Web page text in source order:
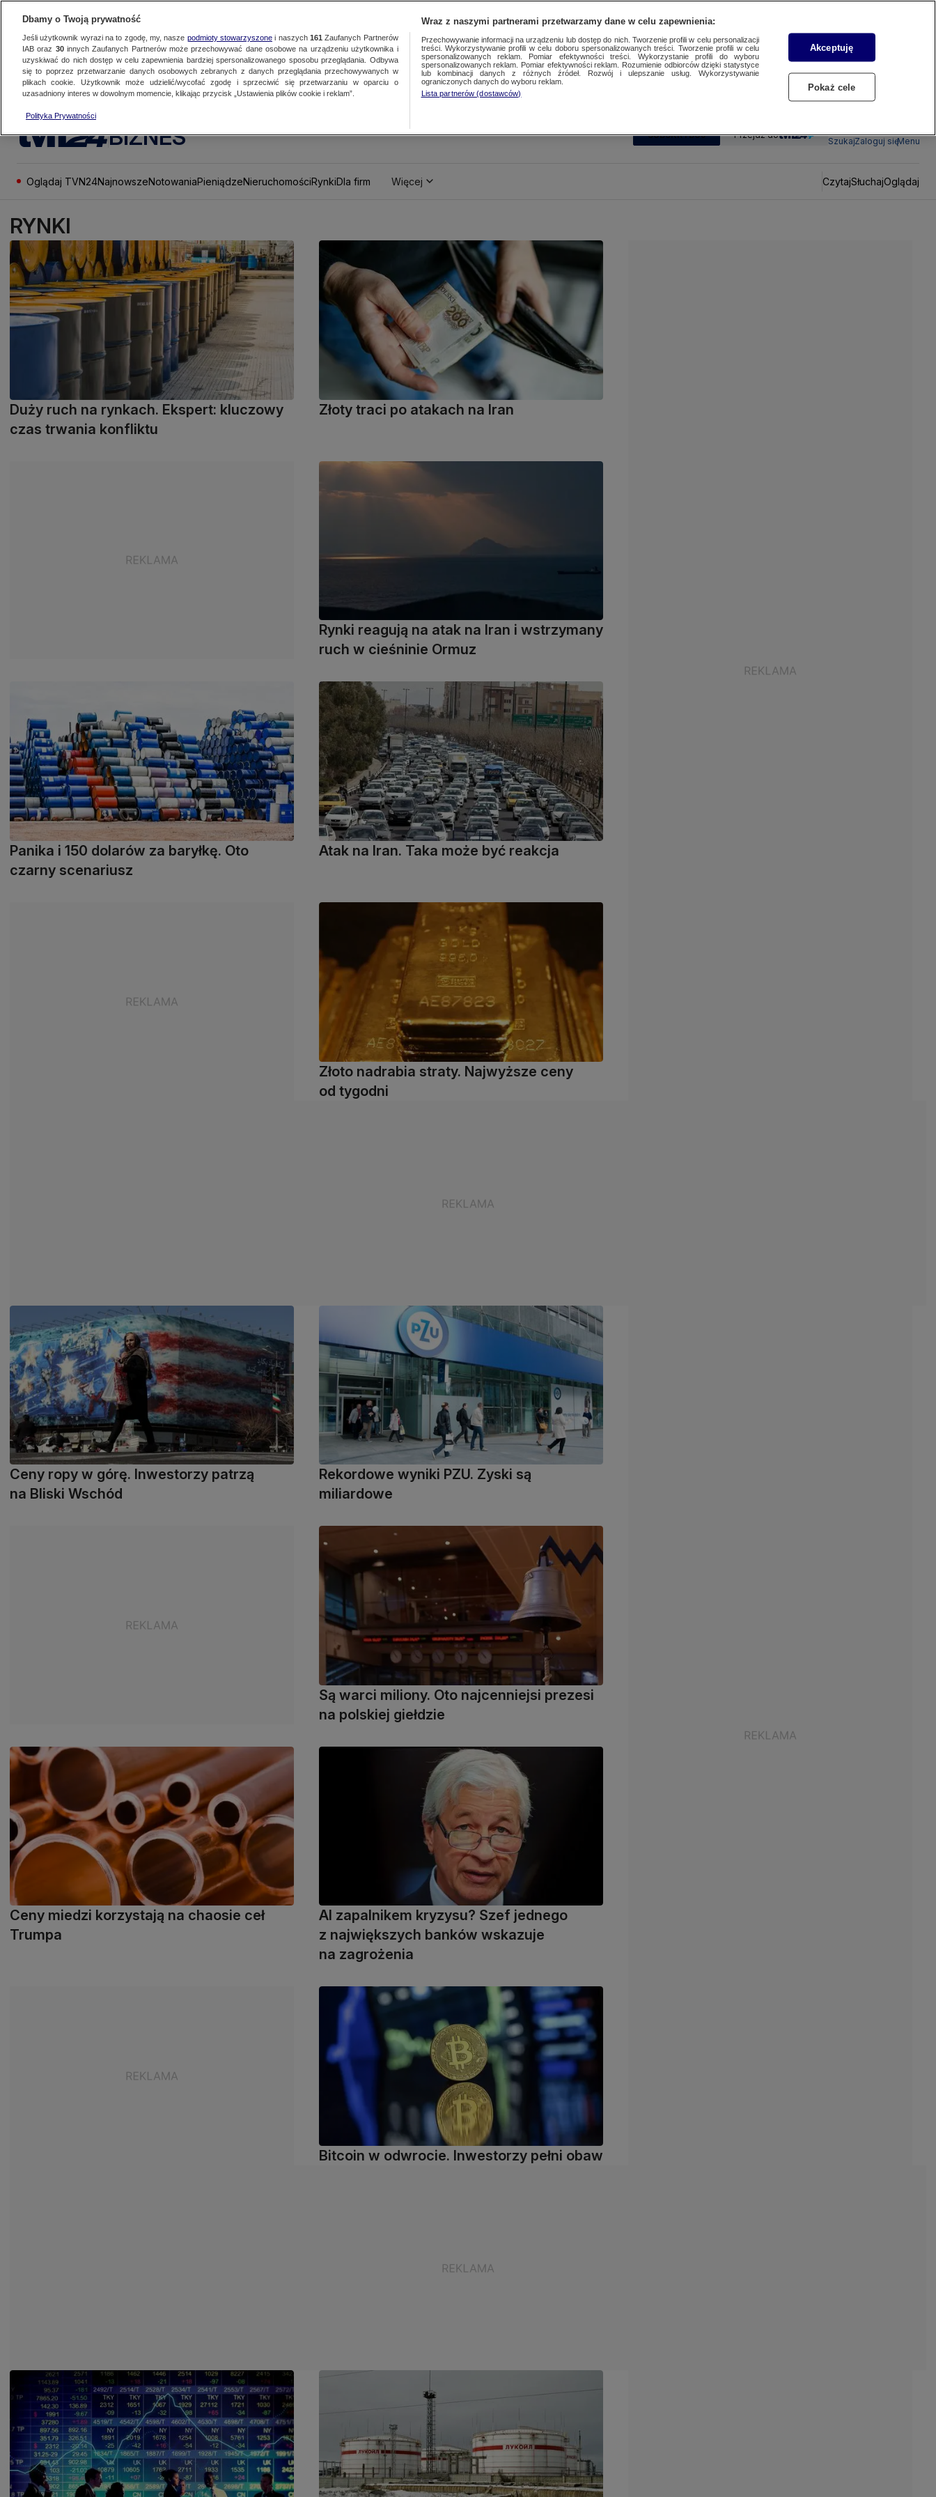
BIZNES SUBSKRYBUJ Przejdź do
SzukajZaloguj sięMenu
Oglądaj TVN24NajnowszeNotowaniaPieniądzeNieruchomościRynkiDla firm Więcej CzytajSłuchajOglądaj
RYNKI
Duży ruch na rynkach. Ekspert: kluczowy
czas trwania konfliktu
Złoty traci po atakach na Iran
Rynki reagują na atak na Iran i wstrzymany
ruch w cieśninie Ormuz
Panika i 150 dolarów za baryłkę. Oto
czarny scenariusz
Atak na Iran. Taka może być reakcja
Złoto nadrabia straty. Najwyższe ceny
od tygodni
Ceny ropy w górę. Inwestorzy patrzą
na Bliski Wschód
Rekordowe wyniki PZU. Zyski są
miliardowe
Są warci miliony. Oto najcenniejsi prezesi
na polskiej giełdzie
Ceny miedzi korzystają na chaosie ceł
Trumpa
AI zapalnikem kryzysu? Szef jednego
z największych banków wskazuje
na zagrożenia
Bitcoin w odwrocie. Inwestorzy pełni obaw
Dbamy o Twoją prywatność
Jeśli użytkownik wyrazi na to zgodę, my, nasze podmioty stowarzyszonei naszych 161 Zaufanych Partnerów
IAB oraz 30innych Zaufanych Partnerów może przechowywać dane osobowe na urządzeniu użytkownika i
uzyskiwać do nich dostęp w celu zapewnienia bardziej spersonalizowanego sposobu przeglądania. Odbywa
się to poprzez przetwarzanie danych osobowych zebranych z danych przeglądania przechowywanych w
plikach cookie. Użytkownik może udzielić/wycofać zgodę i sprzeciwić się przetwarzaniu w oparciu o
uzasadniony interes w dowolnym momencie, klikając przycisk „Ustawienia plików cookie i reklam”.
Polityka Prywatności
Wraz z naszymi partnerami przetwarzamy dane w celu zapewnienia:
Przechowywanie informacji na urządzeniu lub dostęp do nich. Tworzenie profili w celu personalizacji
treści. Wykorzystywanie profili w celu doboru spersonalizowanych treści. Tworzenie profili w celu
spersonalizowanych reklam. Pomiar efektywności treści. Wykorzystanie profili do wyboru
spersonalizowanych reklam. Pomiar efektywności reklam. Rozumienie odbiorców dzięki statystyce
lub kombinacji danych z różnych źródeł. Rozwój i ulepszanie usług. Wykorzystywanie
ograniczonych danych do wyboru reklam.
Lista partnerów (dostawców)
Akceptuję
Pokaż cele